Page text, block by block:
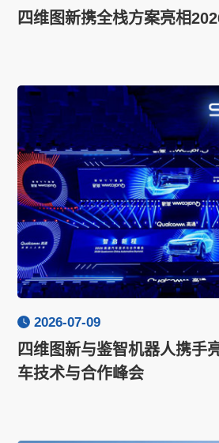
四维图新携全栈方案亮相
2026-07-09
四维图新与鉴智机器人携手
车技术与合作峰会